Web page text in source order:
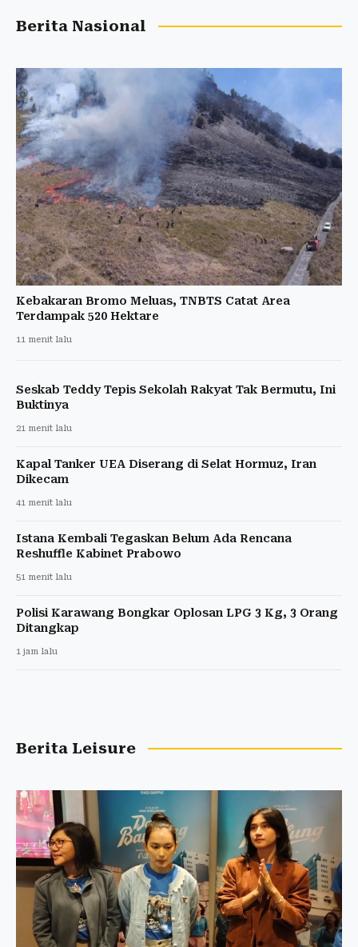
Berita Nasional
Kebakaran Bromo Meluas, TNBTS Catat Area
Terdampak 520 Hektare
11 menit lalu
Seskab Teddy Tepis Sekolah Rakyat Tak Bermutu, Ini
Buktinya
21 menit lalu
Kapal Tanker UEA Diserang di Selat Hormuz, Iran
Dikecam
41 menit lalu
Istana Kembali Tegaskan Belum Ada Rencana
Reshuffle Kabinet Prabowo
51 menit lalu
Polisi Karawang Bongkar Oplosan LPG 3 Kg, 3 Orang
Ditangkap
1 jam lalu
Berita Leisure